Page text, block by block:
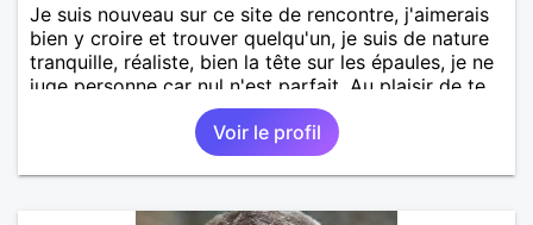
Je suis nouveau sur ce site de rencontre, j'aimerais
bien y croire et trouver quelqu'un, je suis de nature
tranquille, réaliste, bien la tête sur les épaules, je ne
juge personne car nul n'est parfait. Au plaisir de te
Voir le profil